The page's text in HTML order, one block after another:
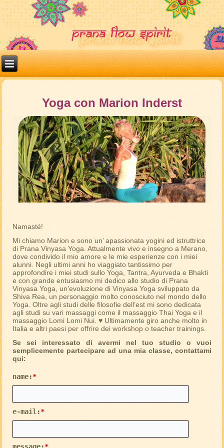
Yoga con Marion Inderst
Namasté!
Mi chiamo Marion e sono un’ apassionata yogini ed istruttrice
di Prana Vinyasa Yoga. Attualmente vivo e insegno a Merano,
dove condivido il mio amore e le mie esperienze con i miei
alunni. Negli ultimi anni ho viaggiato tantissimo per
approfondire i miei studi sullo Yoga, Tantra, Ayurveda e Bhakti
e con grande entusiasmo mi dedico allo studio di Prana
Vinyasa Yoga, un’evoluzione di Vinyasa Yoga sviluppato da
Shiva Rea, un personaggio molto conosciuto nel mondo dello
Yoga. Oltre agli studi delle filosofie dell’est mi sono dedicata
agli studi su vari massaggi come il massaggio Thai Yoga e il
massaggio Lomi Lomi Nui. ♥ Ultimamente giro anche molto in
Italia e altri paesi per offrire dei workshop o teacher trainings.
Se sei interessato di avermi nel tuo studio o vuoi
semplicemente partecipare ad una mia classe, contattami
qui:
name:*
e-mail:*